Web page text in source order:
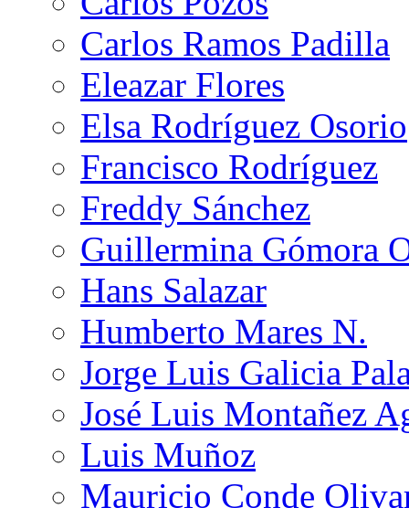
Carlos Ramos Padilla
Eleazar Flores
Elsa Rodríguez Osorio
Francisco Rodríguez
Freddy Sánchez
Guillermina Gómora
Hans Salazar
Humberto Mares N.
Jorge Luis Galicia
José Luis Montañez
Luis Muñoz
Mauricio Conde